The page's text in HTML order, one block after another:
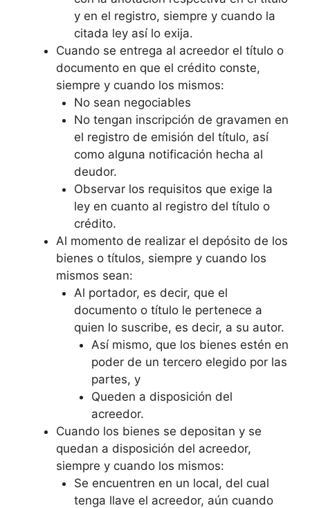
y en el registro, siempre y cuando la
citada ley así lo exija.
Cuando se entrega al acreedor el título o
documento en que el crédito conste,
siempre y cuando los mismos:
No sean negociables
No tengan inscripción de gravamen en
el registro de emisión del título, así
como alguna notificación hecha al
deudor.
Observar los requisitos que exige la
ley en cuanto al registro del título o
crédito.
Al momento de realizar el depósito de los
bienes o títulos, siempre y cuando los
mismos sean:
Al portador, es decir, que el
documento o título le pertenece a
quien lo suscribe, es decir, a su autor.
Así mismo, que los bienes estén en
poder de un tercero elegido por las
partes, y
Queden a disposición del
acreedor.
Cuando los bienes se depositan y se
quedan a disposición del acreedor,
siempre y cuando los mismos:
Se encuentren en un local, del cual
tenga llave el acreedor, aún cuando